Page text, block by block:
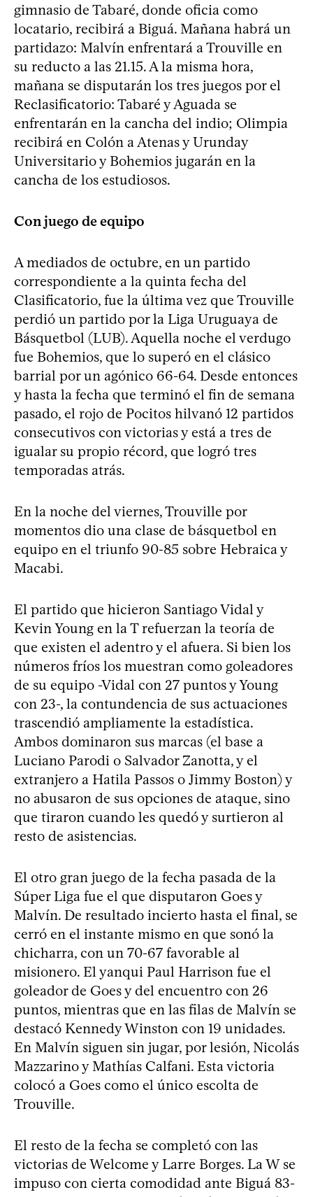
gimnasio de Tabaré, donde oficia como
locatario, recibirá a Biguá. Mañana habrá un
partidazo: Malvín enfrentará a Trouville en
su reducto a las 21.15. A la misma hora,
mañana se disputarán los tres juegos por el
Reclasificatorio: Tabaré y Aguada se
enfrentarán en la cancha del indio; Olimpia
recibirá en Colón a Atenas y Urunday
Universitario y Bohemios jugarán en la
cancha de los estudiosos.
Con juego de equipo
A mediados de octubre, en un partido
correspondiente a la quinta fecha del
Clasificatorio, fue la última vez que Trouville
perdió un partido por la Liga Uruguaya de
Básquetbol (LUB). Aquella noche el verdugo
fue Bohemios, que lo superó en el clásico
barrial por un agónico 66-64. Desde entonces
y hasta la fecha que terminó el fin de semana
pasado, el rojo de Pocitos hilvanó 12 partidos
consecutivos con victorias y está a tres de
igualar su propio récord, que logró tres
temporadas atrás.
En la noche del viernes, Trouville por
momentos dio una clase de básquetbol en
equipo en el triunfo 90-85 sobre Hebraica y
Macabi.
El partido que hicieron Santiago Vidal y
Kevin Young en la T refuerzan la teoría de
que existen el adentro y el afuera. Si bien los
números fríos los muestran como goleadores
de su equipo -Vidal con 27 puntos y Young
con 23-, la contundencia de sus actuaciones
trascendió ampliamente la estadística.
Ambos dominaron sus marcas (el base a
Luciano Parodi o Salvador Zanotta, y el
extranjero a Hatila Passos o Jimmy Boston) y
no abusaron de sus opciones de ataque, sino
que tiraron cuando les quedó y surtieron al
resto de asistencias.
El otro gran juego de la fecha pasada de la
Súper Liga fue el que disputaron Goes y
Malvín. De resultado incierto hasta el final, se
cerró en el instante mismo en que sonó la
chicharra, con un 70-67 favorable al
misionero. El yanqui Paul Harrison fue el
goleador de Goes y del encuentro con 26
puntos, mientras que en las filas de Malvín se
destacó Kennedy Winston con 19 unidades.
En Malvín siguen sin jugar, por lesión, Nicolás
Mazzarino y Mathías Calfani. Esta victoria
colocó a Goes como el único escolta de
Trouville.
El resto de la fecha se completó con las
victorias de Welcome y Larre Borges. La W se
impuso con cierta comodidad ante Biguá 83-